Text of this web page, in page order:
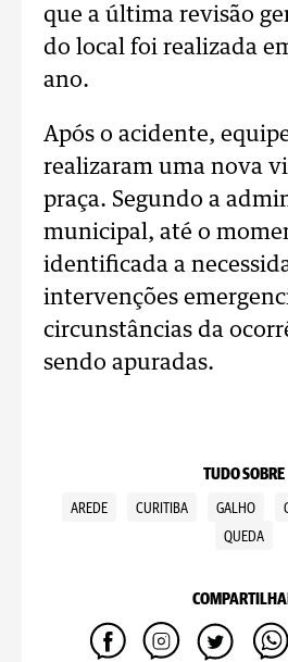
que a última revisão
do local foi realizada
ano.
Após o acidente,
realizaram uma nova
praça. Segundo a
municipal, até o
identificada a
intervenções
circunstâncias da
sendo apuradas.
TUDO SOBRE
AREDE CURITIBA GALHO
QUEDA